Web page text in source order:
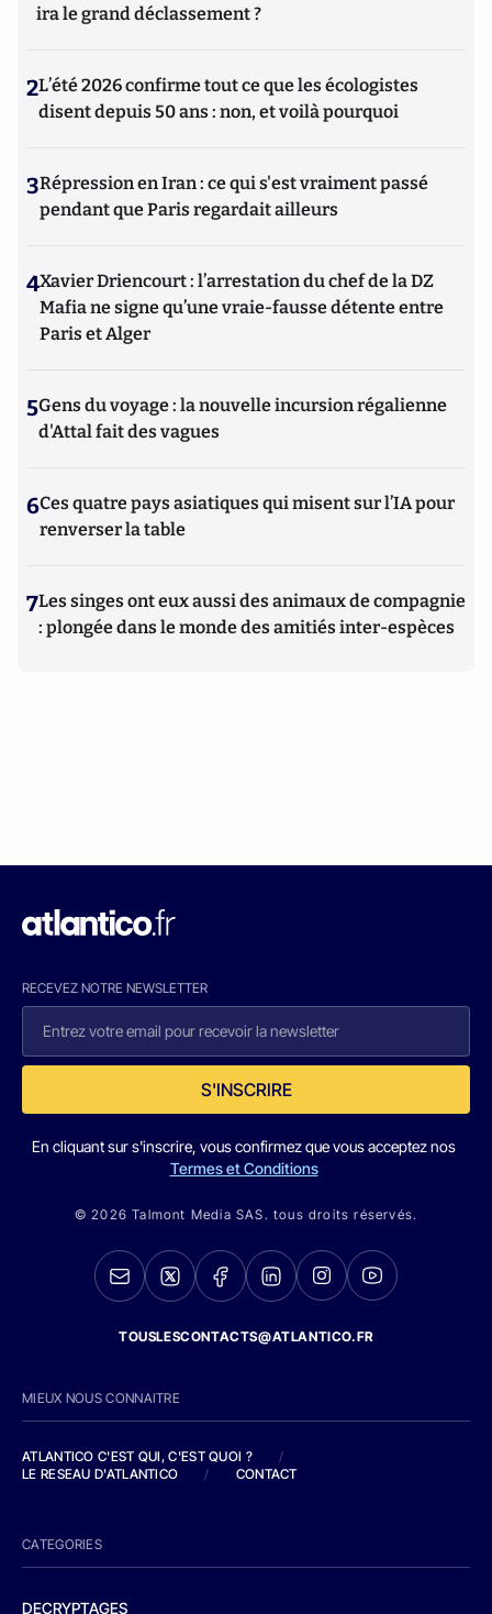
ira le grand déclassement ?
2L’été 2026 confirme tout ce que les écologistes
disent depuis 50 ans : non, et voilà pourquoi
3Répression en Iran : ce qui s'est vraiment passé
pendant que Paris regardait ailleurs
4Xavier Driencourt : l’arrestation du chef de la DZ
Mafia ne signe qu’une vraie-fausse détente entre
Paris et Alger
5Gens du voyage : la nouvelle incursion régalienne
d'Attal fait des vagues
6Ces quatre pays asiatiques qui misent sur l’IA pour
renverser la table
7Les singes ont eux aussi des animaux de compagnie
: plongée dans le monde des amitiés inter-espèces
RECEVEZ NOTRE NEWSLETTER
S'INSCRIRE
En cliquant sur s'inscrire, vous confirmez que vous acceptez nos
Termes et Conditions
© 2026 Talmont Media SAS. tous droits réservés.
TOUSLESCONTACTS@ATLANTICO.FR
MIEUX NOUS CONNAITRE
ATLANTICO C'EST QUI, C'EST QUOI ?
/
LE RESEAU D'ATLANTICO
/ CONTACT
CATEGORIES
DECRYPTAGES